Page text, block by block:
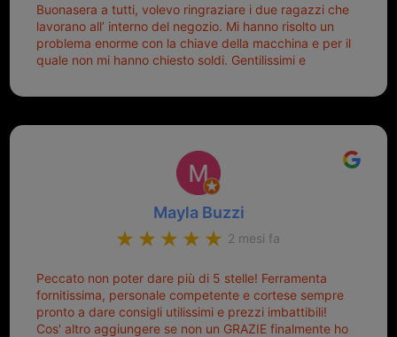
Buonasera a tutti, volevo ringraziare i due ragazzi che
lavorano all’ interno del negozio. Mi hanno risolto un
problema enorme con la chiave della macchina e per il
quale non mi hanno chiesto soldi. Gentilissimi e
Sicuramente tornerò qui per qualsiasi altro problema.
Mayla Buzzi
2 mesi fa
Peccato non poter dare più di 5 stelle! Ferramenta
fornitissima, personale competente e cortese sempre
pronto a dare consigli utilissimi e prezzi imbattibili!
Cos' altro aggiungere se non un GRAZIE finalmente ho